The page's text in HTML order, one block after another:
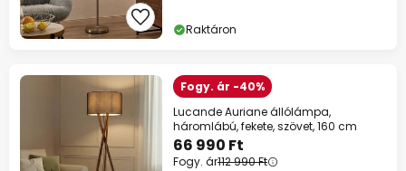
Raktáron
Fogy. ár -40%
Lucande Auriane állólámpa,
háromlábú, fekete, szövet, 160 cm
66 990 Ft
Fogy. ár112 990 Ft